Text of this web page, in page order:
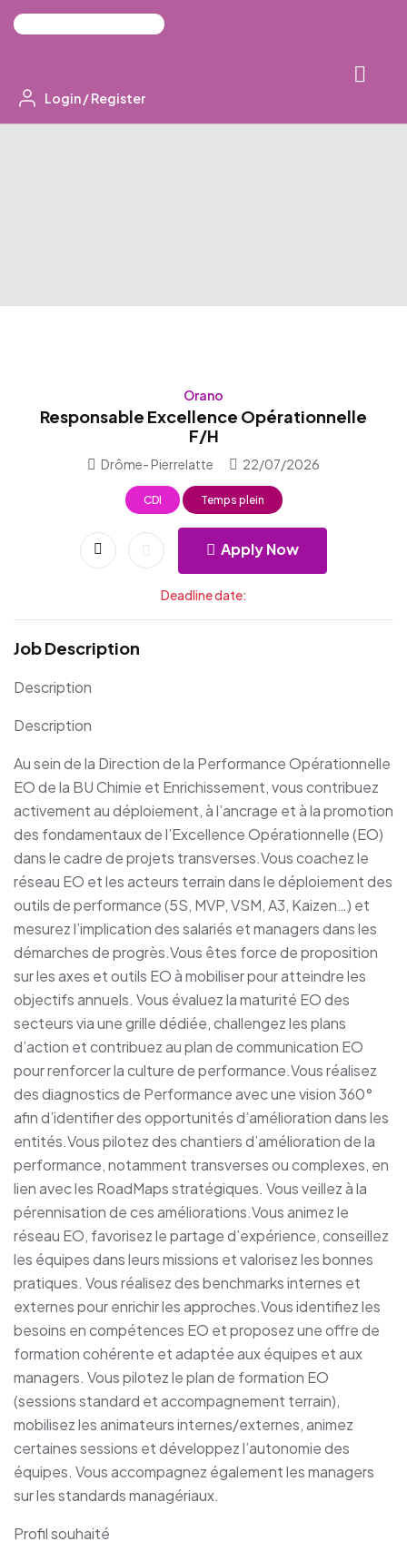
Login /Register
Orano
Responsable Excellence Opérationnelle
F/H
Drôme- Pierrelatte 22/07/2026
CDI Temps plein
Apply Now
Deadline date:
Job Description
Description
Description
Au sein de la Direction de la Performance Opérationnelle
EO de la BU Chimie et Enrichissement, vous contribuez
activement au déploiement, à l’ancrage et à la promotion
des fondamentaux de l’Excellence Opérationnelle (EO)
dans le cadre de projets transverses.Vous coachez le
réseau EO et les acteurs terrain dans le déploiement des
outils de performance (5S, MVP, VSM, A3, Kaizen…) et
mesurez l’implication des salariés et managers dans les
démarches de progrès.Vous êtes force de proposition
sur les axes et outils EO à mobiliser pour atteindre les
objectifs annuels. Vous évaluez la maturité EO des
secteurs via une grille dédiée, challengez les plans
d’action et contribuez au plan de communication EO
pour renforcer la culture de performance.Vous réalisez
des diagnostics de Performance avec une vision 360°
afin d’identifier des opportunités d’amélioration dans les
entités.Vous pilotez des chantiers d’amélioration de la
performance, notamment transverses ou complexes, en
lien avec les RoadMaps stratégiques. Vous veillez à la
pérennisation de ces améliorations.Vous animez le
réseau EO, favorisez le partage d’expérience, conseillez
les équipes dans leurs missions et valorisez les bonnes
pratiques. Vous réalisez des benchmarks internes et
externes pour enrichir les approches.Vous identifiez les
besoins en compétences EO et proposez une offre de
formation cohérente et adaptée aux équipes et aux
managers. Vous pilotez le plan de formation EO
(sessions standard et accompagnement terrain),
mobilisez les animateurs internes/externes, animez
certaines sessions et développez l’autonomie des
équipes. Vous accompagnez également les managers
sur les standards managériaux.
Profil souhaité